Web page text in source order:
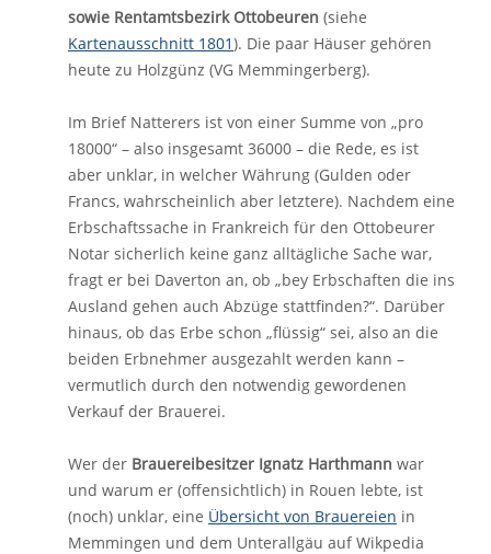
sowie Rentamtsbezirk Ottobeuren (siehe
Kartenausschnitt 1801). Die paar Häuser gehören
heute zu Holzgünz (VG Memmingerberg).
Im Brief Natterers ist von einer Summe von „pro
18000“ – also insgesamt 36000 – die Rede, es ist
aber unklar, in welcher Währung (Gulden oder
Francs, wahrscheinlich aber letztere). Nachdem eine
Erbschaftssache in Frankreich für den Ottobeurer
Notar sicherlich keine ganz alltägliche Sache war,
fragt er bei Daverton an, ob „bey Erbschaften die ins
Ausland gehen auch Abzüge stattfinden?“. Darüber
hinaus, ob das Erbe schon „flüssig“ sei, also an die
beiden Erbnehmer ausgezahlt werden kann –
vermutlich durch den notwendig gewordenen
Verkauf der Brauerei.
Wer der Brauereibesitzer Ignatz Harthmann war
und warum er (offensichtlich) in Rouen lebte, ist
(noch) unklar, eine Übersicht von Brauereien in
Memmingen und dem Unterallgäu auf Wikpedia